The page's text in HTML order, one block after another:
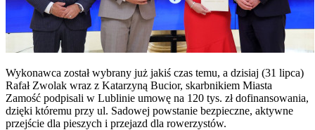
Wykonawca został wybrany już jakiś czas temu, a dzisiaj (31 lipca)
Rafał Zwolak wraz z Katarzyną Bucior, skarbnikiem Miasta
Zamość podpisali w Lublinie umowę na 120 tys. zł dofinansowania,
dzięki któremu przy ul. Sadowej powstanie bezpieczne, aktywne
przejście dla pieszych i przejazd dla rowerzystów.